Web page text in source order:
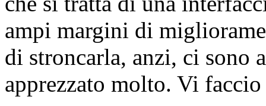
ampi margini di
di stroncarla, anzi, ci sono
apprezzato molto. Vi